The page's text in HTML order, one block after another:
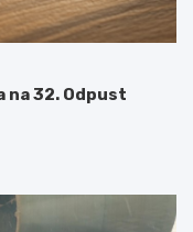
32. Odpust